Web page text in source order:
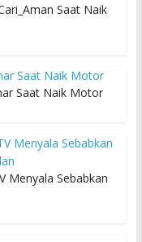
Saat Naik
Saat Naik Motor
Menyala Sebabkan